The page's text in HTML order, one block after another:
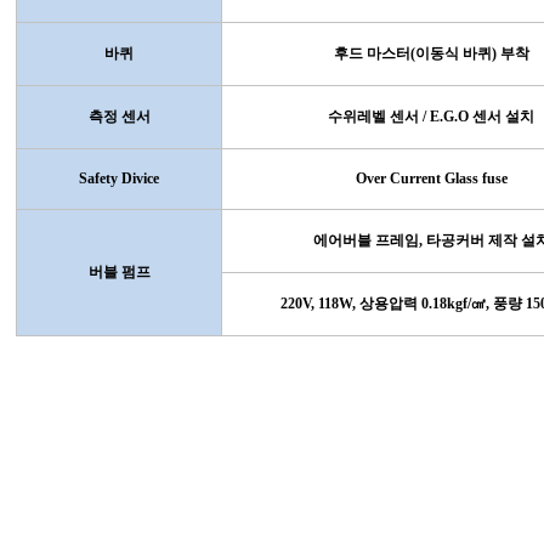
바퀴 후드 마스터(이동식 바퀴) 부착
측정 센서 수위레벨 센서 / E.G.O 센서 설치
Safety Divice Over Current Glass fuse
버블 펌프
에어버블 프레임, 타공커버 제작 설
220V, 118W, 상용압력 0.18kgf/㎠, 풍량